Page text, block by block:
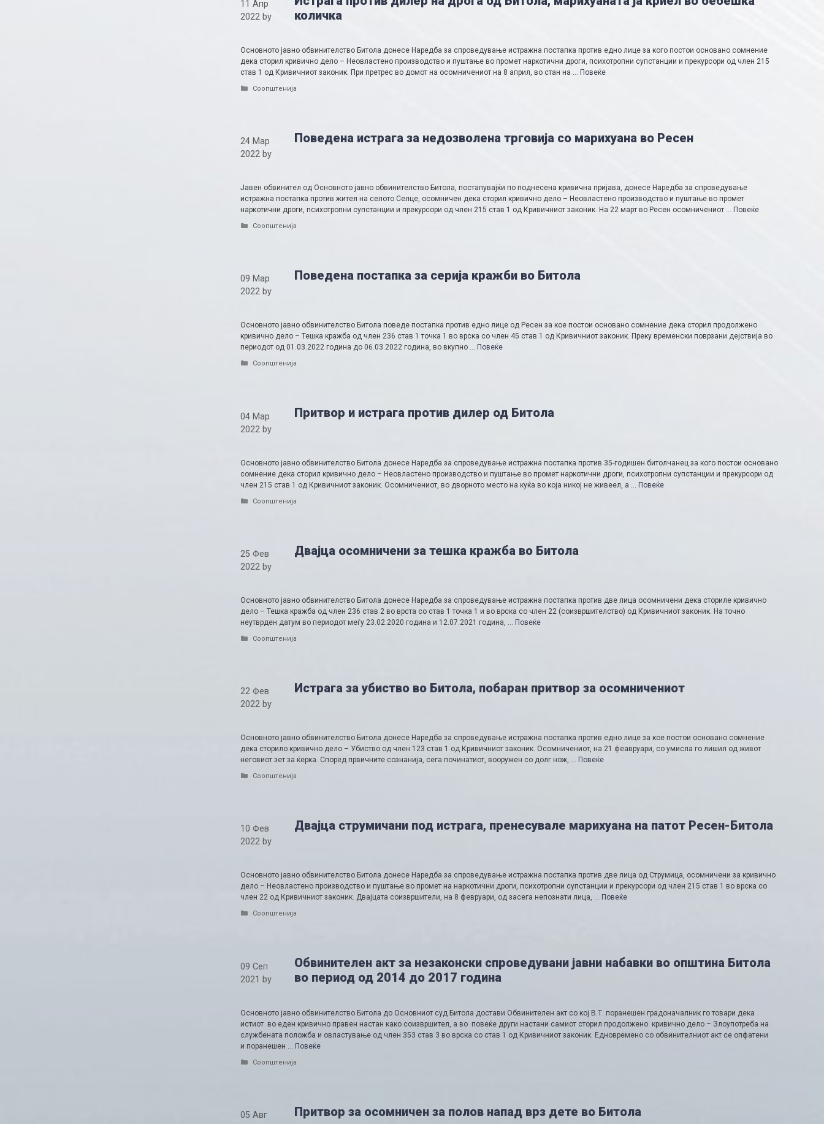
количка
11 Апр
2022 by
Основното јавно обвинителство Битола донесе Наредба за спроведување истражна постапка против едно лице за кого постои основано сомнение
дека сторил кривично дело – Неовластено производство и пуштање во промет наркотични дроги, психотропни супстанции и прекурсори од член 215
став 1 од Кривичниот законик. При претрес во домот на осомничениот на 8 април, во стан на … Повеќе
Categories
Соопштенија
Поведена истрага за недозволена трговија со марихуана во Ресен
24 Мар
2022 by
Јавен обвинител од Основното јавно обвинителство Битола, постапувајќи по поднесена кривична пријава, донесе Наредба за спроведување
истражна постапка против жител на селото Селце, осомничен дека сторил кривично дело – Неовластено производство и пуштање во промет
наркотични дроги, психотропни супстанции и прекурсори од член 215 став 1 од Кривичниот законик. На 22 март во Ресен осомничениот … Повеќе
Categories
Соопштенија
Поведена постапка за серија кражби во Битола
09 Мар
2022 by
Основното јавно обвинителство Битола поведе постапка против едно лице од Ресен за кое постои основано сомнение дека сторил продолжено
кривично дело – Тешка кражба од член 236 став 1 точка 1 во врска со член 45 став 1 од Кривичниот законик. Преку временски поврзани дејствија во
периодот од 01.03.2022 година до 06.03.2022 година, во вкупно … Повеќе
Categories
Соопштенија
Притвор и истрага против дилер од Битола
04 Мар
2022 by
Основното јавно обвинителство Битола донесе Наредба за спроведување истражна постапка против 35-годишен битолчанец за кого постои основано
сомнение дека сторил кривично дело – Неовластено производство и пуштање во промет наркотични дроги, психотропни супстанции и прекурсори од
член 215 став 1 од Кривичниот законик. Осомничениот, во дворното место на куќа во која никој не живеел, а … Повеќе
Categories
Соопштенија
Двајца осомничени за тешка кражба во Битола
25 Фев
2022 by
Основното јавно обвинителство Битола донесе Наредба за спроведување истражна постапка против две лица осомничени дека сториле кривично
дело – Тешка кражба од член 236 став 2 во врста со став 1 точка 1 и во врска со член 22 (соизвршителство) од Кривичниот законик. На точно
неутврден датум во периодот меѓу 23.02.2020 година и 12.07.2021 година, … Повеќе
Categories
Соопштенија
Истрага за убиство во Битола, побаран притвор за осомничениот
22 Фев
2022 by
Основното јавно обвинителство Битола донесе Наредба за спроведување истражна постапка против едно лице за кое постои основано сомнение
дека сторило кривично дело – Убиство од член 123 став 1 од Кривичниот законик. Осомничениот, на 21 феавруари, со умисла го лишил од живот
неговиот зет за ќерка. Според првичните сознанија, сега починатиот, вооружен со долг нож, … Повеќе
Categories
Соопштенија
Двајца струмичани под истрага, пренесувале марихуана на патот Ресен-Битола
10 Фев
2022 by
Основното јавно обвинителство Битола донесе Наредба за спроведување истражна постапка против две лица од Струмица, осомничени за кривично
дело – Неовластено производство и пуштање во промет на наркотични дроги, психотропни супстанции и прекурсори од член 215 став 1 во врска со
член 22 од Кривичниот законик. Двајцата соизвршители, на 8 февруари, од засега непознати лица, … Повеќе
Categories
Соопштенија
Обвинителен акт за незаконски спроведувани јавни набавки во општина Битола
во период од 2014 до 2017 година
09 Сеп
2021 by
Основното јавно обвинителство Битола до Основниот суд Битола достави Обвинителен акт со кој В.Т. поранешен градоначалник го товари дека
истиот во еден кривично правен настан како соизвршител, а во повеќе други настани самиот сторил продолжено кривично дело – Злоупотреба на
службената положба и овластување од член 353 став 3 во врска со став 1 од Кривичниот законик. Едновремено со обвинителниот акт се опфатени
и поранешен … Повеќе
Categories
Соопштенија
Притвор за осомничен за полов напад врз дете во Битола
05 Авг